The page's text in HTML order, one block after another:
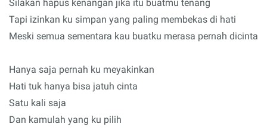
Silakan hapus kenangan jika itu buatmu tenang
Tapi izinkan ku simpan yang paling membekas di hati
Meski semua sementara kau buatku merasa pernah dicinta
Hanya saja pernah ku meyakinkan
Hati tuk hanya bisa jatuh cinta
Satu kali saja
Dan kamulah yang ku pilih